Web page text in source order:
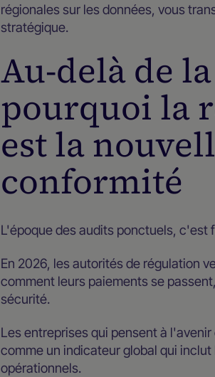
régionales sur les données, vous
stratégique.
Au-delà de
pourquoi la
est la
conformité
L'époque des audits ponctuels, c'est
En 2026, les autorités de régulation
comment leurs paiements se
sécurité.
Les entreprises qui pensent à
comme un indicateur global qui
opérationnels.